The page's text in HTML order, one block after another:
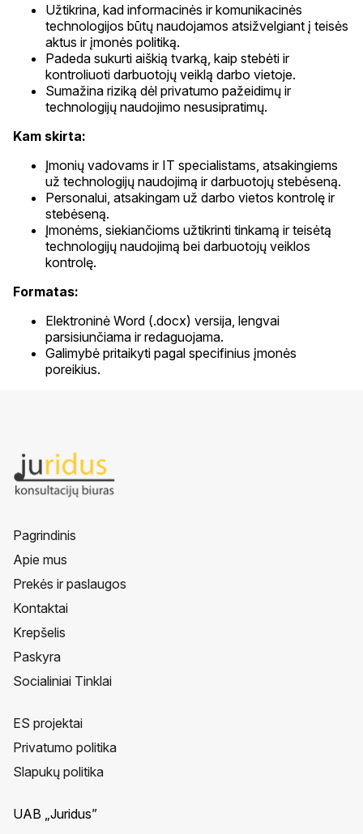
Užtikrina, kad informacinės ir komunikacinės
technologijos būtų naudojamos atsižvelgiant į teisės
aktus ir įmonės politiką.
Padeda sukurti aiškią tvarką, kaip stebėti ir
kontroliuoti darbuotojų veiklą darbo vietoje.
Sumažina riziką dėl privatumo pažeidimų ir
technologijų naudojimo nesusipratimų.
Kam skirta:
Įmonių vadovams ir IT specialistams, atsakingiems
už technologijų naudojimą ir darbuotojų stebėseną.
Personalui, atsakingam už darbo vietos kontrolę ir
stebėseną.
Įmonėms, siekiančioms užtikrinti tinkamą ir teisėtą
technologijų naudojimą bei darbuotojų veiklos
kontrolę.
Formatas:
Elektroninė Word (.docx) versija, lengvai
parsisiunčiama ir redaguojama.
Galimybė pritaikyti pagal specifinius įmonės
poreikius.
Pagrindinis
Apie mus
Prekės ir paslaugos
Kontaktai
Krepšelis
Paskyra
Socialiniai Tinklai
ES projektai
Privatumo politika
Slapukų politika
UAB „Juridus”